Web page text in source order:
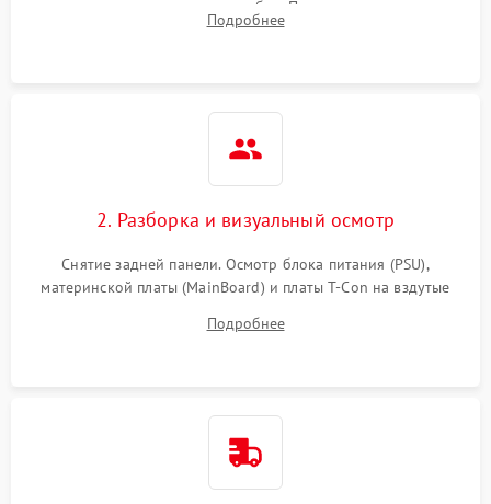
подсветки и индикаторов ошибок. Подключение тестовых
источников сигнала для выявления симптомов поломки.
Подробнее
2. Разборка и визуальный осмотр
Снятие задней панели. Осмотр блока питания (PSU),
материнской платы (MainBoard) и платы T-Con на вздутые
Проверка надежности фиксации и целостности шлейфов.
Подробнее